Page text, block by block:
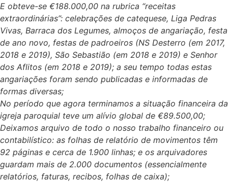
E obteve-se €188.000,00 na rubrica “receitas
extraordinárias”: celebrações de catequese, Liga Pedras
Vivas, Barraca dos Legumes, almoços de angariação, festa
de ano novo, festas de padroeiros (NS Desterro (em 2017,
2018 e 2019), São Sebastião (em 2018 e 2019) e Senhor
dos Aflitos (em 2018 e 2019); a seu tempo todas estas
angariações foram sendo publicadas e informadas de
formas diversas;
No período que agora terminamos a situação financeira da
igreja paroquial teve um alívio global de €89.500,00;
Deixamos arquivo de todo o nosso trabalho financeiro ou
contabilístico: as folhas de relatório de movimentos têm
92 páginas e cerca de 1.900 linhas; e os arquivadores
guardam mais de 2.000 documentos (essencialmente
relatórios, faturas, recibos, folhas de caixa);